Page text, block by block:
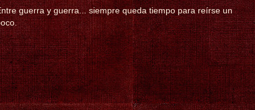
guerra y guerra... siempre queda tiempo para reírse un